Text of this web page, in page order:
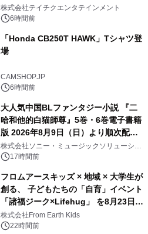
信リリース決定！
株式会社テイチクエンタテインメント
6時間前
「Honda CB250T HAWK」Tシャツ登
場
CAMSHOP.JP
6時間前
大人気中国BLファンタジー小説 『二
哈和他的白猫師尊』5巻・6巻電子書籍
版 2026年8月9日（日）より順次配信
開始
株式会社ソニー・ミュージックソリューショ
ンズ17時間前
フロムアースキッズ × 地域 × 大学生が
創る、 子どもたちの「自育」イベント
「諸福ジーク×Lifehug」 を8月23日
(日)開催
株式会社From Earth Kids
22時間前